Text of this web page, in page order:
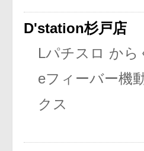
D'station杉戸店
Lパチスロ から
eフィーバー機
クス